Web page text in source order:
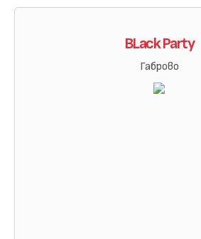
BLack Party
Габрово